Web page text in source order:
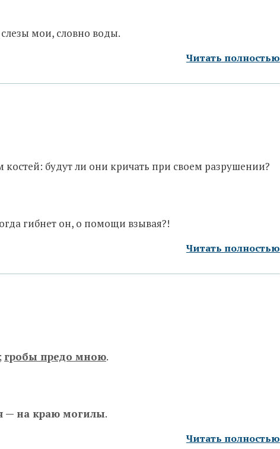
мои, словно воды.
Читать полностью
будут ли они кричать при своем разрушении?
гибнет он, о помощи взывая?!
Читать полностью
гробы предо мною.
— на краю могилы.
Читать полностью